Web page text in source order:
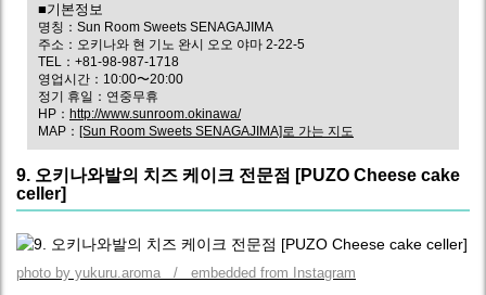
■기본정보
명칭：Sun Room Sweets SENAGAJIMA
주소：오키나와 현 기노 완시 오오 야마 2-22-5
TEL：+81-98-987-1718
영업시간：10:00〜20:00
정기 휴일：연중무휴
HP： http://www.sunroom.okinawa/
MAP： [Sun Room Sweets SENAGAJIMA]로 가는 지도
9. 오키나와발의 치즈 케이크 전문점 [PUZO Cheese cake
celler]
photo by yukuru.aroma / embedded from Instagram